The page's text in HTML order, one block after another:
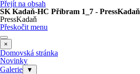
Přejít na obsah
SK Kadaň-HC Příbram 1_7 - PressKadaň
PressKadaň
Přeskočit menu
×
Domovská stránka
Novinky
Galerie
▼